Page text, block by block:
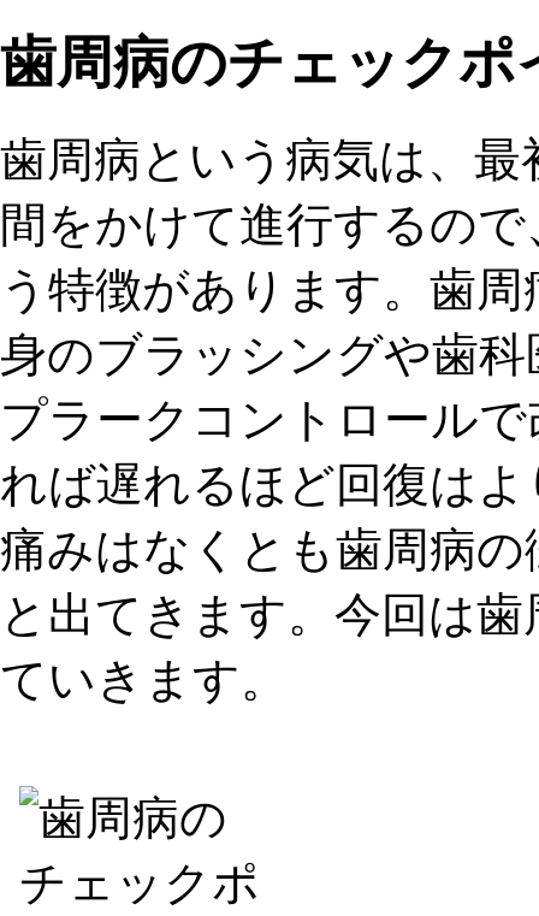
歯周病のチェックポ
歯周病という病気は、
間をかけて進行するの
う特徴があります。歯
身のブラッシングや歯
プラークコントロール
れば遅れるほど回復は
痛みはなくとも歯周病
と出てきます。今回は
ていきます。